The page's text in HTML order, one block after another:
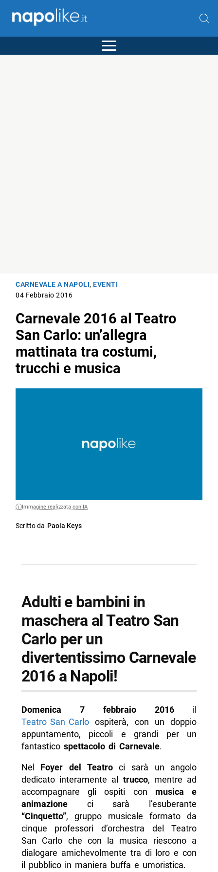
CARNEVALE A NAPOLI,EVENTI
04 Febbraio 2016
Carnevale 2016 al Teatro
San Carlo: un’allegra
mattinata tra costumi,
trucchi e musica
Immagine realizzata con IA
Scritto da Paola Keys
Adulti e bambini in
maschera al Teatro San
Carlo per un
divertentissimo Carnevale
2016 a Napoli!
Domenica 7 febbraio 2016 il
Teatro San Carloospiterà, con un doppio
appuntamento, piccoli e grandi per un
fantastico spettacolo di Carnevale.
Nel Foyer del Teatroci sarà un angolo
dedicato interamente al trucco, mentre ad
accompagnare gli ospiti con musica e
animazioneci sarà l’esuberante
“Cinquetto”, gruppo musicale formato da
cinque professori d’orchestra del Teatro
San Carlo che con la musica riescono a
dialogare amichevolmente tra di loro e con
il pubblico in maniera buffa e umoristica.